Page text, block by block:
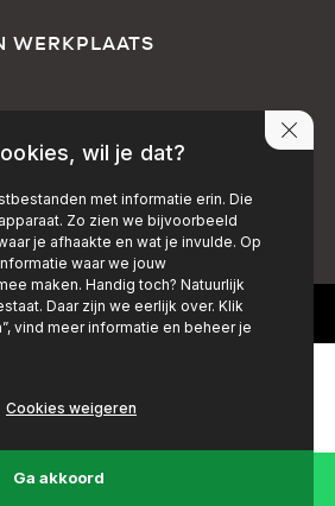
WERKPLAATS
wil je dat?
met informatie erin. Die
Zo zien we bijvoorbeeld
je afhaakte en wat je invulde. Op
waar we jouw
maken. Handig toch? Natuurlijk
Daar zijn we eerlijk over. Klik
vind meer informatie en beheer je
Cookies weigeren
Ga akkoord